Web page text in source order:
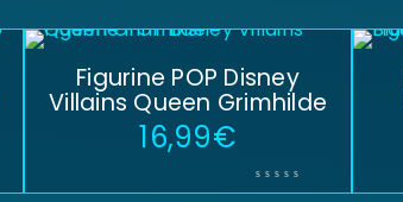
Figurine POP Disney
Villains Queen Grimhilde
16,99€